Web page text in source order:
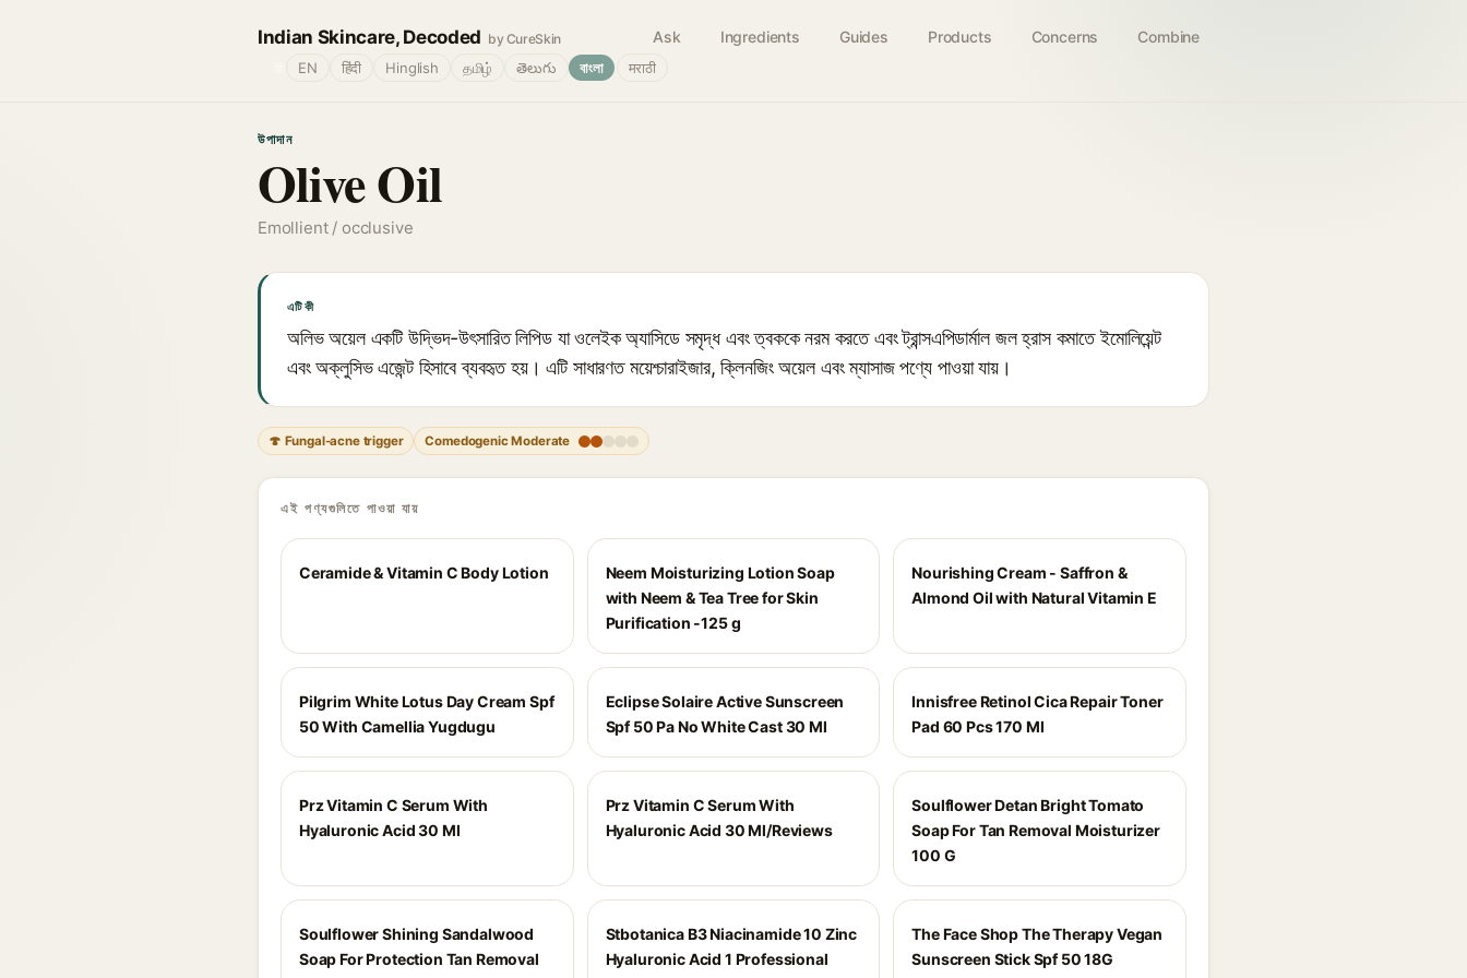
Indian Skincare, Decoded by CureSkin Ask Ingredients Guides Products Concerns Combine
EN हिंदी Hinglish தமிழ் తెలుగు বাংলা मराठी
উপাদান
Olive Oil
Emollient / occlusive
এটি কী
অলিভ অয়েল একটি উদ্ভিদ-উৎসারিত লিপিড যা ওলেইক অ্যাসিডে সমৃদ্ধ এবং ত্বককে নরম করতে এবং ট্রান্সএপিডার্মাল জল হ্রাস কমাতে ইমোলিয়েন্ট
এবং অক্লুসিভ এজেন্ট হিসাবে ব্যবহৃত হয়। এটি সাধারণত ময়েশ্চারাইজার, ক্লিনজিং অয়েল এবং ম্যাসাজ পণ্যে পাওয়া যায়।
🍄 Fungal-acne trigger Comedogenic Moderate
এই পণ্যগুলিতে পাওয়া যায়
Ceramide & Vitamin C Body Lotion
Neem Moisturizing Lotion Soap
with Neem & Tea Tree for Skin
Purification -125 g
Nourishing Cream - Saffron &
Almond Oil with Natural Vitamin E
Pilgrim White Lotus Day Cream Spf
50 With Camellia Yugdugu
Eclipse Solaire Active Sunscreen
Spf 50 Pa No White Cast 30 Ml
Innisfree Retinol Cica Repair Toner
Pad 60 Pcs 170 Ml
Prz Vitamin C Serum With
Hyaluronic Acid 30 Ml
Prz Vitamin C Serum With
Hyaluronic Acid 30 Ml/Reviews
Soulflower Detan Bright Tomato
Soap For Tan Removal Moisturizer
100 G
Soulflower Shining Sandalwood
Soap For Protection Tan Removal
Stbotanica B3 Niacinamide 10 Zinc
Hyaluronic Acid 1 Professional
The Face Shop The Therapy Vegan
Sunscreen Stick Spf 50 18G